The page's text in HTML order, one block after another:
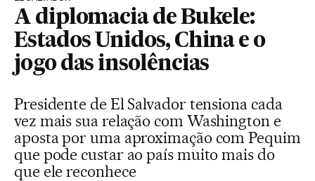
A diplomacia de Bukele:
Estados Unidos, China e o
jogo das insolências
Presidente de El Salvador tensiona cada
vez mais sua relação com Washington e
aposta por uma aproximação com Pequim
que pode custar ao país muito mais do
que ele reconhece